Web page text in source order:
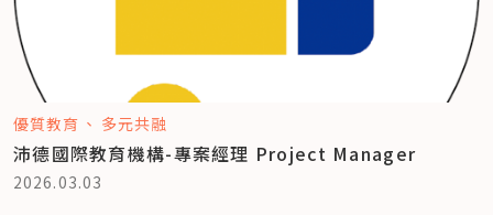
優質教育 多元共融
沛德國際教育機構-專案經理 Project Manager
2026.03.03